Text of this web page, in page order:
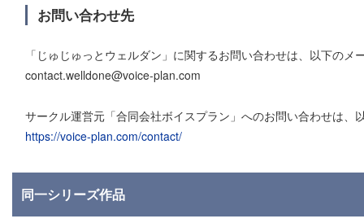
お問い合わせ先
「じゅじゅっとウェルダン」に関するお問い合わせは、以下の
contact.welldone@voice-plan.com
サークル運営元「合同会社ボイスプラン」へのお問い合わせは、
https://voice-plan.com/contact/
同一シリーズ作品